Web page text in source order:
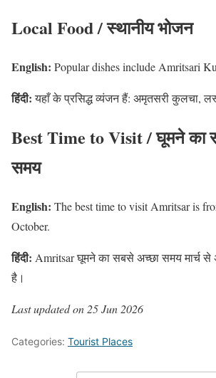
Local Food / स्थानीय भोजन
English: Popular dishes include Amritsari
हिंदी:यहाँ के प्रसिद्ध व्यंजन हैं: अमृतसरी कुलचा,
Best Time to Visit / घूमने का
समय
English: The best time to visit Amritsar is
October.
हिंदी: Amritsar घूमने का सबसे अच्छा समय मार्च से
है।
Last updated on 25 Jun 2026
Categories: Tourist Places